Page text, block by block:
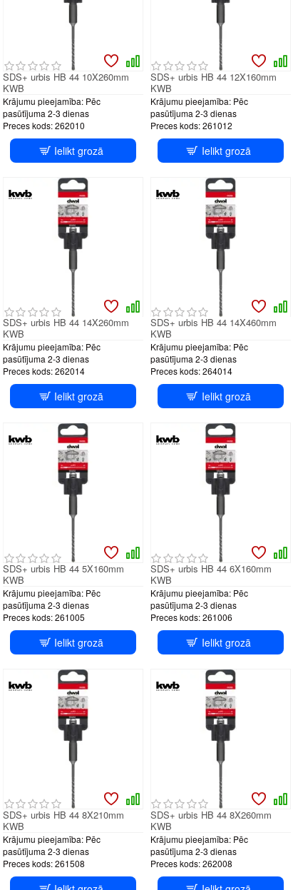
Krājumu pieejamība: Pēc
pasūtījuma 2-3 dienas
Preces kods:262010
SDS+ urbis HB 44 10X260mm
KWB
Ielikt grozā
Krājumu pieejamība: Pēc
pasūtījuma 2-3 dienas
Preces kods:261012
SDS+ urbis HB 44 12X160mm
KWB
Ielikt grozā
Krājumu pieejamība: Pēc
pasūtījuma 2-3 dienas
Preces kods:262014
SDS+ urbis HB 44 14X260mm
KWB
Ielikt grozā
Krājumu pieejamība: Pēc
pasūtījuma 2-3 dienas
Preces kods:264014
SDS+ urbis HB 44 14X460mm
KWB
Ielikt grozā
Krājumu pieejamība: Pēc
pasūtījuma 2-3 dienas
Preces kods:261005
SDS+ urbis HB 44 5X160mm
KWB
Ielikt grozā
Krājumu pieejamība: Pēc
pasūtījuma 2-3 dienas
Preces kods:261006
SDS+ urbis HB 44 6X160mm
KWB
Ielikt grozā
Krājumu pieejamība: Pēc
pasūtījuma 2-3 dienas
Preces kods:261508
SDS+ urbis HB 44 8X210mm
KWB
Krājumu pieejamība: Pēc
pasūtījuma 2-3 dienas
Preces kods:262008
SDS+ urbis HB 44 8X260mm
KWB